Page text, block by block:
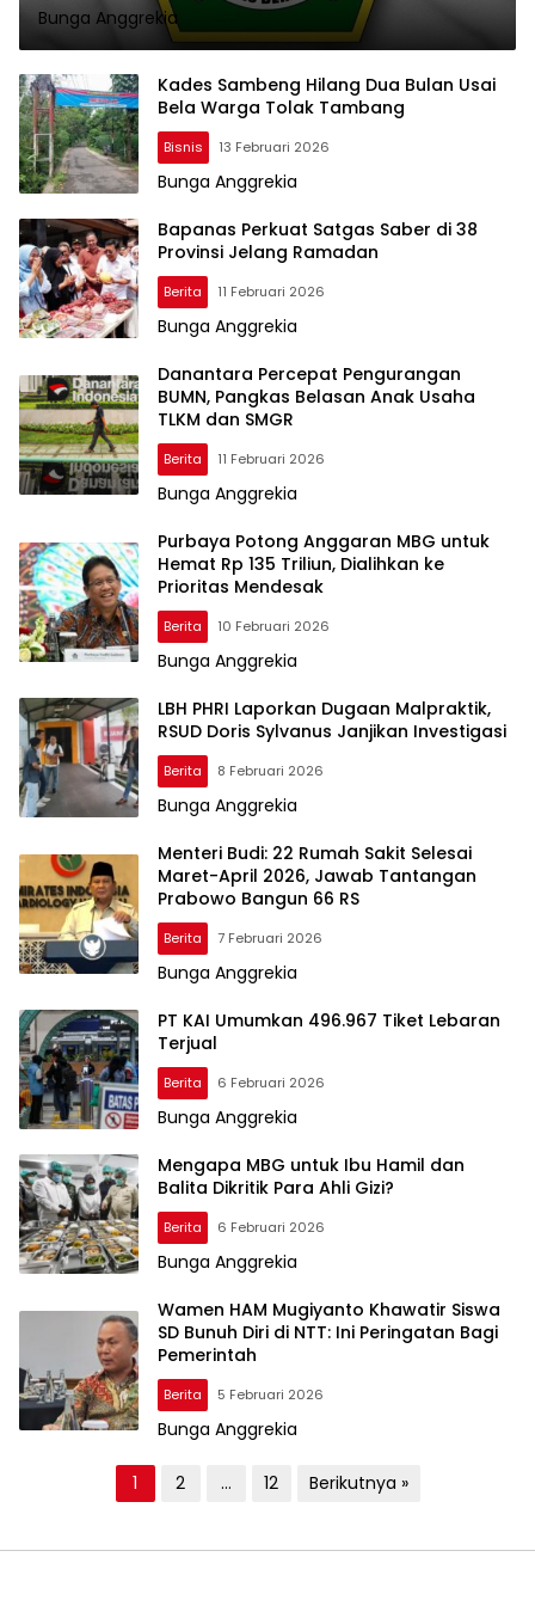
Bunga Anggrekia
Kades Sambeng Hilang Dua Bulan Usai
Bela Warga Tolak Tambang
Bisnis 13 Februari 2026
Bunga Anggrekia
Bapanas Perkuat Satgas Saber di 38
Provinsi Jelang Ramadan
Berita 11 Februari 2026
Bunga Anggrekia
Danantara Percepat Pengurangan
BUMN, Pangkas Belasan Anak Usaha
TLKM dan SMGR
Berita 11 Februari 2026
Bunga Anggrekia
Purbaya Potong Anggaran MBG untuk
Hemat Rp 135 Triliun, Dialihkan ke
Prioritas Mendesak
Berita 10 Februari 2026
Bunga Anggrekia
LBH PHRI Laporkan Dugaan Malpraktik,
RSUD Doris Sylvanus Janjikan Investigasi
Berita 8 Februari 2026
Bunga Anggrekia
Menteri Budi: 22 Rumah Sakit Selesai
Maret-April 2026, Jawab Tantangan
Prabowo Bangun 66 RS
Berita 7 Februari 2026
Bunga Anggrekia
PT KAI Umumkan 496.967 Tiket Lebaran
Terjual
Berita 6 Februari 2026
Bunga Anggrekia
Mengapa MBG untuk Ibu Hamil dan
Balita Dikritik Para Ahli Gizi?
Berita 6 Februari 2026
Bunga Anggrekia
Wamen HAM Mugiyanto Khawatir Siswa
SD Bunuh Diri di NTT: Ini Peringatan Bagi
Pemerintah
Berita 5 Februari 2026
Bunga Anggrekia
g
1 2 … 12 Berikutnya »